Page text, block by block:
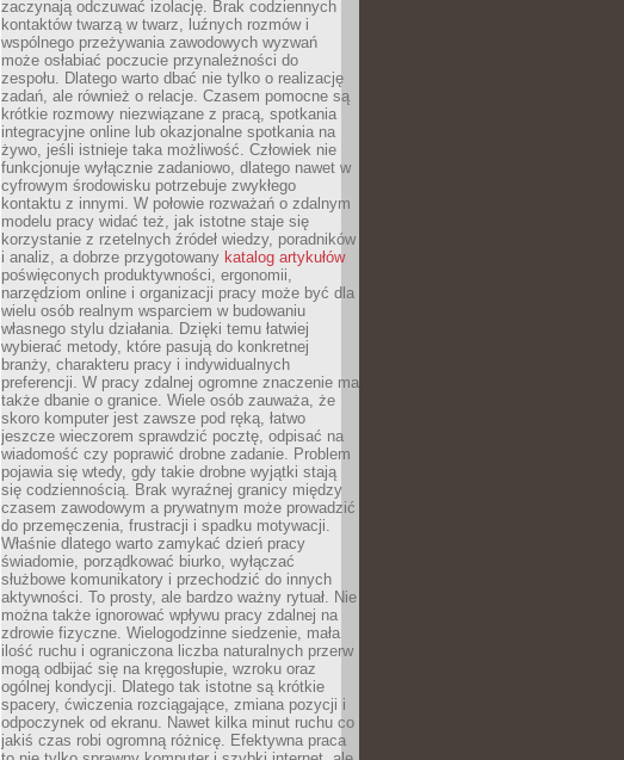
zaczynają odczuwać izolację. Brak codziennych
kontaktów twarzą w twarz, luźnych rozmów i
wspólnego przeżywania zawodowych wyzwań
może osłabiać poczucie przynależności do
zespołu. Dlatego warto dbać nie tylko o realizację
zadań, ale również o relacje. Czasem pomocne są
krótkie rozmowy niezwiązane z pracą, spotkania
integracyjne online lub okazjonalne spotkania na
żywo, jeśli istnieje taka możliwość. Człowiek nie
funkcjonuje wyłącznie zadaniowo, dlatego nawet w
cyfrowym środowisku potrzebuje zwykłego
kontaktu z innymi. W połowie rozważań o zdalnym
modelu pracy widać też, jak istotne staje się
korzystanie z rzetelnych źródeł wiedzy, poradników
i analiz, a dobrze przygotowany katalog artykułów
poświęconych produktywności, ergonomii,
narzędziom online i organizacji pracy może być dla
wielu osób realnym wsparciem w budowaniu
własnego stylu działania. Dzięki temu łatwiej
wybierać metody, które pasują do konkretnej
branży, charakteru pracy i indywidualnych
preferencji. W pracy zdalnej ogromne znaczenie ma
także dbanie o granice. Wiele osób zauważa, że
skoro komputer jest zawsze pod ręką, łatwo
jeszcze wieczorem sprawdzić pocztę, odpisać na
wiadomość czy poprawić drobne zadanie. Problem
pojawia się wtedy, gdy takie drobne wyjątki stają
się codziennością. Brak wyraźnej granicy między
czasem zawodowym a prywatnym może prowadzić
do przemęczenia, frustracji i spadku motywacji.
Właśnie dlatego warto zamykać dzień pracy
świadomie, porządkować biurko, wyłączać
służbowe komunikatory i przechodzić do innych
aktywności. To prosty, ale bardzo ważny rytuał. Nie
można także ignorować wpływu pracy zdalnej na
zdrowie fizyczne. Wielogodzinne siedzenie, mała
ilość ruchu i ograniczona liczba naturalnych przerw
mogą odbijać się na kręgosłupie, wzroku oraz
ogólnej kondycji. Dlatego tak istotne są krótkie
spacery, ćwiczenia rozciągające, zmiana pozycji i
odpoczynek od ekranu. Nawet kilka minut ruchu co
jakiś czas robi ogromną różnicę. Efektywna praca